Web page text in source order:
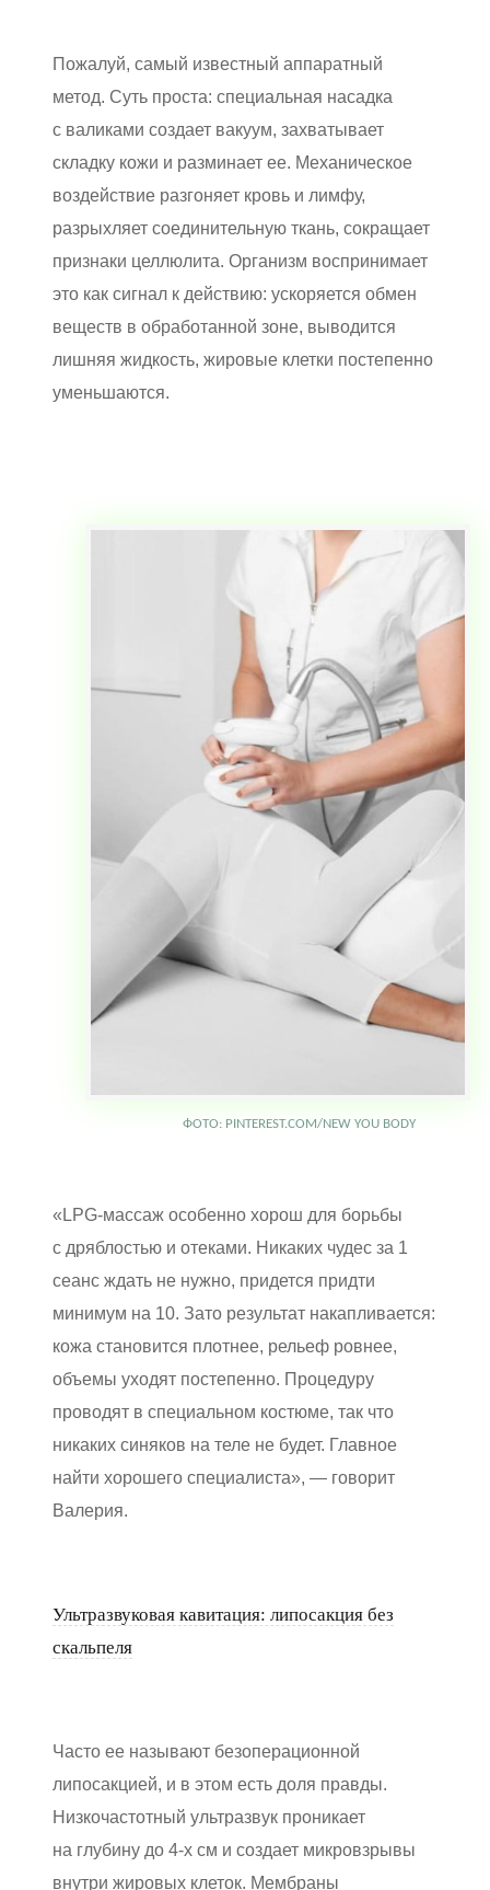
Пожалуй, самый известный аппаратный
метод. Суть проста: специальная насадка
с валиками создает вакуум, захватывает
складку кожи и разминает ее. Механическое
воздействие разгоняет кровь и лимфу,
разрыхляет соединительную ткань, сокращает
признаки целлюлита. Организм воспринимает
это как сигнал к действию: ускоряется обмен
веществ в обработанной зоне, выводится
лишняя жидкость, жировые клетки постепенно
уменьшаются.
ФОТО: PINTEREST.COM/NEW YOU BODY
«LPG-массаж особенно хорош для борьбы
с дряблостью и отеками. Никаких чудес за 1
сеанс ждать не нужно, придется придти
минимум на 10. Зато результат накапливается:
кожа становится плотнее, рельеф ровнее,
объемы уходят постепенно. Процедуру
проводят в специальном костюме, так что
никаких синяков на теле не будет. Главное
найти хорошего специалиста», — говорит
Валерия.
Ультразвуковая кавитация: липосакция без
скальпеля
Часто ее называют безоперационной
липосакцией, и в этом есть доля правды.
Низкочастотный ультразвук проникает
на глубину до 4-х см и создает микровзрывы
внутри жировых клеток. Мембраны